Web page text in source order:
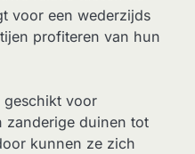
voor een wederzijds
profiteren van hun
geschikt voor
zanderige duinen tot
kunnen ze zich